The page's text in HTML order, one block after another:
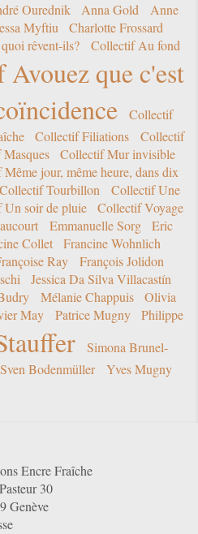
Ourednik Anna Gold
Anne
Myftiu
Charlotte Frossard
rêvent-ils?
Collectif Au fond
que c'est
Collectif
Collectif Filiations
Collectif
Collectif Mur invisible
jour, même heure, dans dix
Collectif Tourbillon
Collectif Une
soir de pluie
Collectif Voyage
Emmanuelle Sorg
Eric
Collet
Francine Wohnlich
Ray
François Jolidon
Jessica Da Silva Villacastín
Mélanie Chappuis
Olivia
May Patrice Mugny
Philippe
Simona Brunel-
Sven Bodenmüller Yves Mugny
Encre Fraîche
30